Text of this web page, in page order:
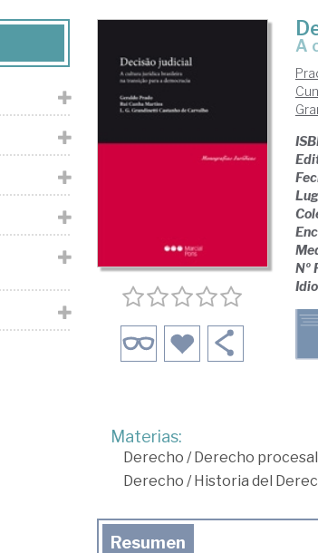
Nº
Materias:
Derecho /Derecho procesal
Derecho /Historia del
Resumen